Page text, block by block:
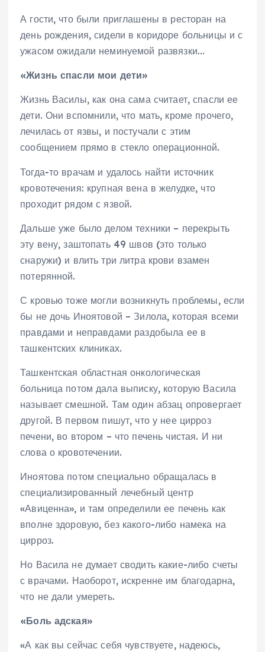
А гости, что были приглашены в ресторан на
день рождения, сидели в коридоре больницы и с
ужасом ожидали неминуемой развязки…
«Жизнь спасли мои дети»
Жизнь Василы, как она сама считает, спасли ее
дети. Они вспомнили, что мать, кроме прочего,
лечилась от язвы, и постучали с этим
сообщением прямо в стекло операционной.
Тогда-то врачам и удалось найти источник
кровотечения: крупная вена в желудке, что
проходит рядом с язвой.
Дальше уже было делом техники – перекрыть
эту вену, заштопать 49 швов (это только
снаружи) и влить три литра крови взамен
потерянной.
С кровью тоже могли возникнуть проблемы, если
бы не дочь Иноятовой – Зилола, которая всеми
правдами и неправдами раздобыла ее в
ташкентских клиниках.
Ташкентская областная онкологическая
больница потом дала выписку, которую Васила
называет смешной. Там один абзац опровергает
другой. В первом пишут, что у нее цирроз
печени, во втором – что печень чистая. И ни
слова о кровотечении.
Иноятова потом специально обращалась в
специализированный лечебный центр
«Авиценна», и там определили ее печень как
вполне здоровую, без какого-либо намека на
цирроз.
Но Васила не думает сводить какие-либо счеты
с врачами. Наоборот, искренне им благодарна,
что не дали умереть.
«Боль адская»
«А как вы сейчас себя чувствуете, надеюсь,